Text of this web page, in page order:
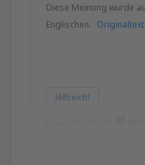
Diese Meinung wurde
Englischen.
Hilfreich!